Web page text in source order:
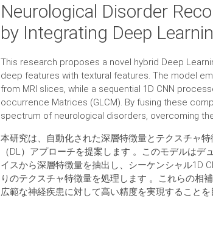
Neurological Disorder
by Integrating Deep
This research proposes a novel hybrid Deep
deep features with textural features. The model
from MRI slices, while a sequential 1D CNN
occurrence Matrices (GLCM). By fusing these
spectrum of neurological disorders, overcoming
本研究は、自動化された深層特徴量とテクスチャ
（DL）アプローチを提案します 。このモデルは
イスから深層特徴量を抽出し、シーケンシャル1D
りのテクスチャ特徴量を処理します 。これらの相
広範な神経疾患に対して高い精度を実現することを